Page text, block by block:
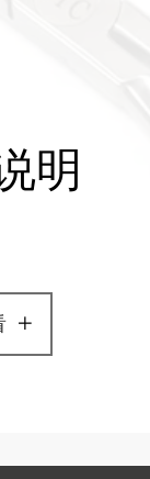
明